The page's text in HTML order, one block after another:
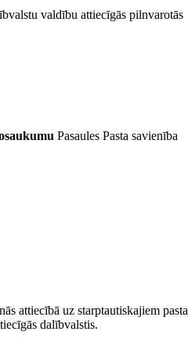
valdību attiecīgās pilnvarotās
Pasaules Pasta savienība
attiecībā uz starptautiskajiem pasta
dalībvalstis.